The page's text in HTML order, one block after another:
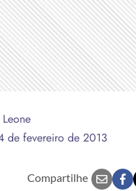
de fevereiro de 2013
Compartilhe